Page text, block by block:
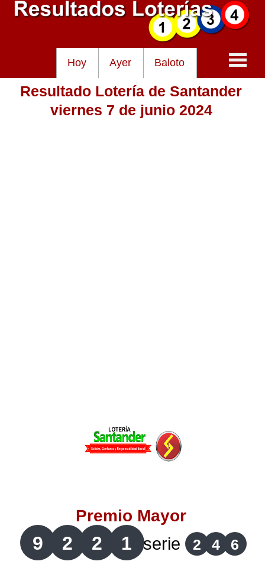
Hoy Ayer Baloto
Baloto
Lotería de Risaralda
Lotería de Santander
Lotería del Cauca
Resultado Lotería de Santander
viernes 7 de junio 2024
Premio Mayor
9 2 2 1 serie 2 4 6